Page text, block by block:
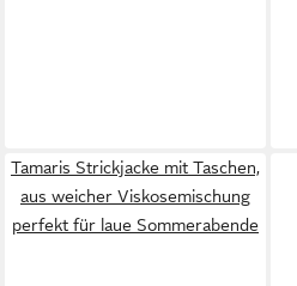
Tamaris Strickjacke mit Taschen,
aus weicher Viskosemischung
perfekt für laue Sommerabende